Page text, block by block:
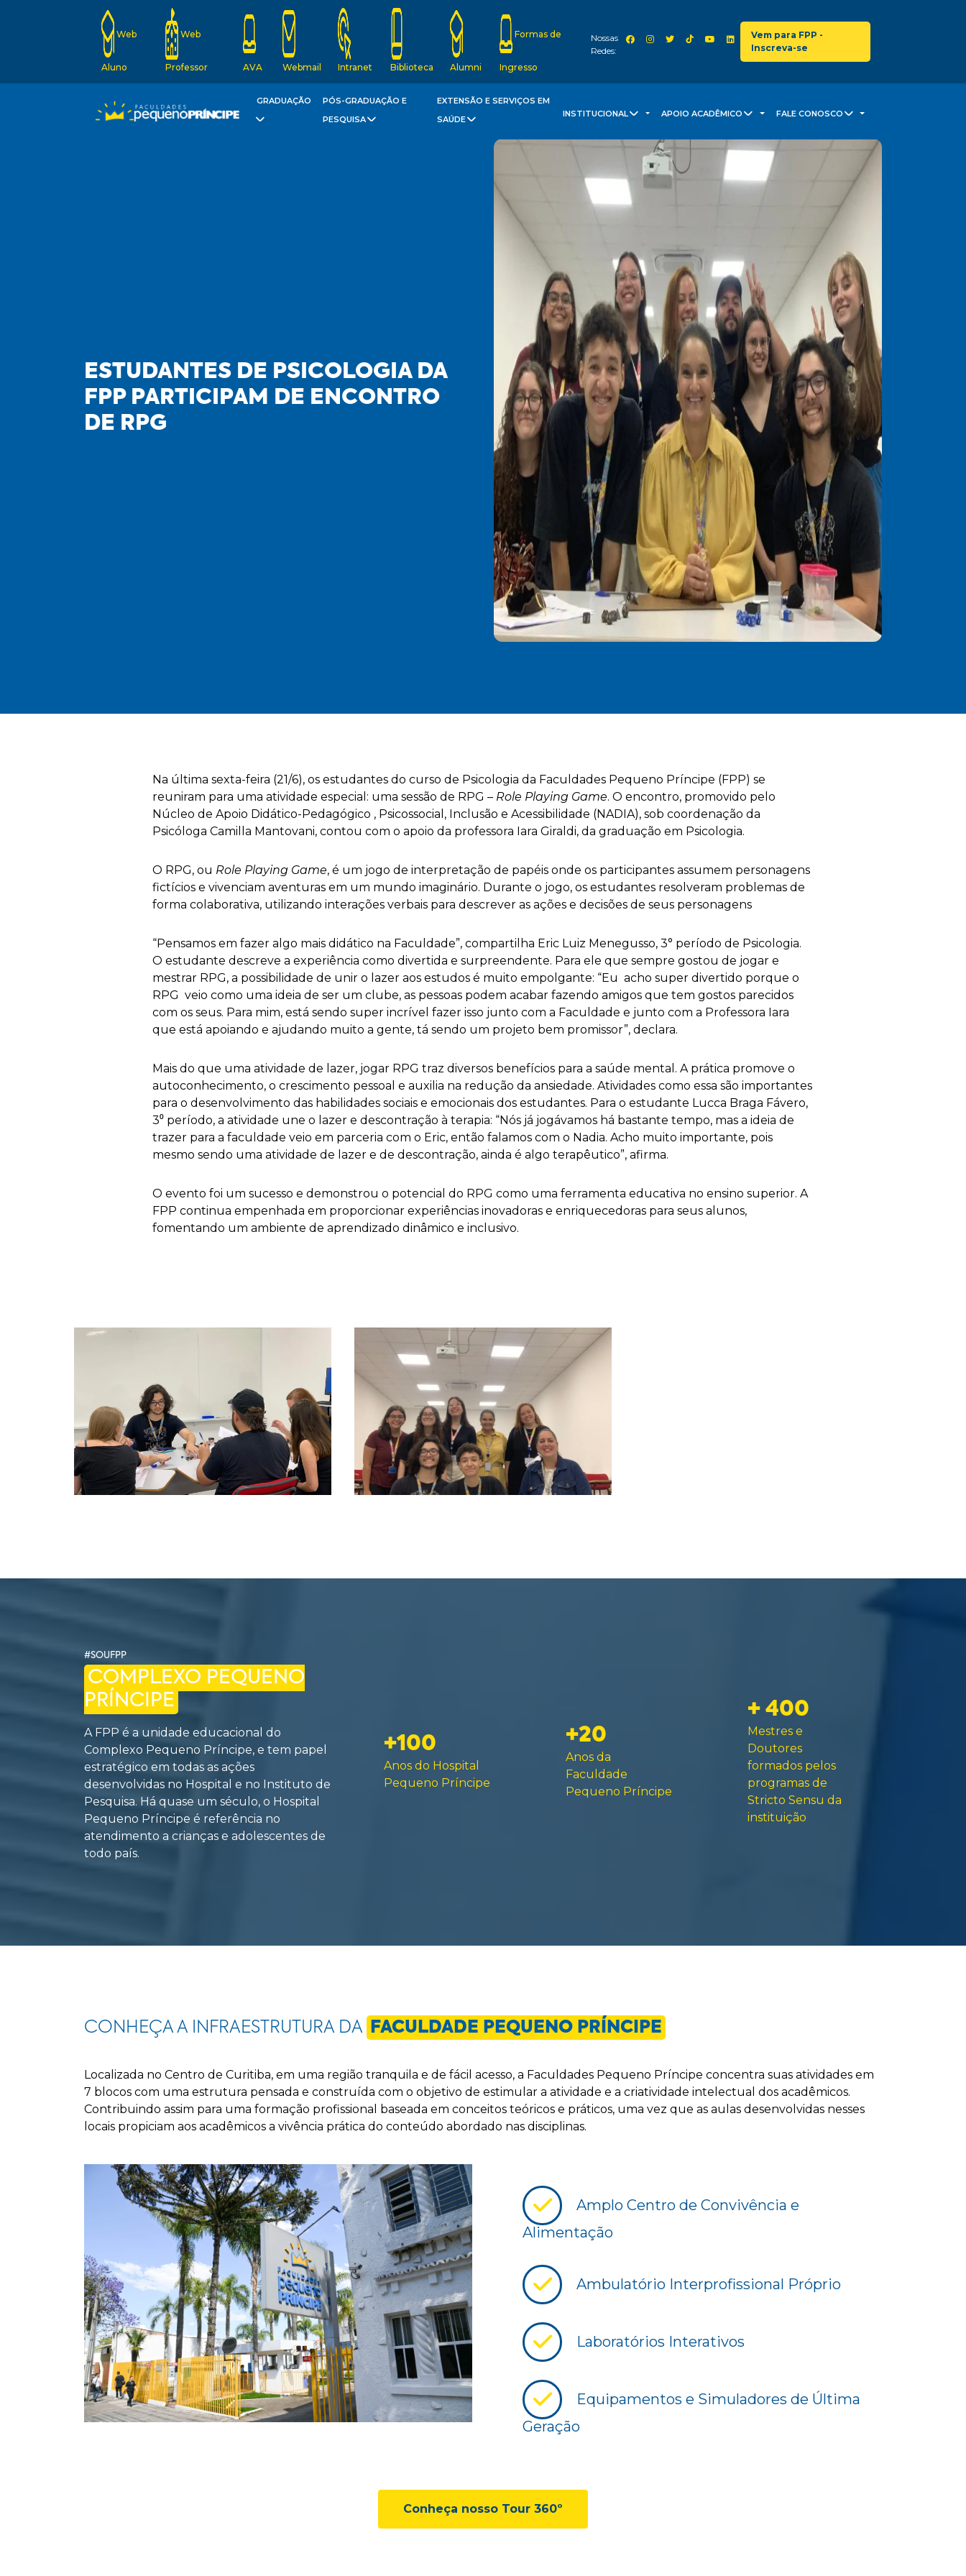
Web
Aluno
Web
Professor AVA Webmail Intranet Biblioteca Alumni
Formas de
Ingresso
Nossas
Redes:
Vem para FPP -
Inscreva-se
GRADUAÇÃO
PÓS-GRADUAÇÃO E
PESQUISA
EXTENSÃO E SERVIÇOS EM
SAÚDE
INSTITUCIONAL APOIO ACADÊMICO FALE CONOSCO
ESTUDANTES DE PSICOLOGIA DA
FPP PARTICIPAM DE ENCONTRO
DE RPG
Na última sexta-feira (21/6), os estudantes do curso de Psicologia da Faculdades Pequeno Príncipe (FPP) se
reuniram para uma atividade especial: uma sessão de RPG – Role Playing Game. O encontro, promovido pelo
Núcleo de Apoio Didático-Pedagógico , Psicossocial, Inclusão e Acessibilidade (NADIA), sob coordenação da
Psicóloga Camilla Mantovani, contou com o apoio da professora Iara Giraldi, da graduação em Psicologia.
O RPG, ou Role Playing Game, é um jogo de interpretação de papéis onde os participantes assumem personagens
fictícios e vivenciam aventuras em um mundo imaginário. Durante o jogo, os estudantes resolveram problemas de
forma colaborativa, utilizando interações verbais para descrever as ações e decisões de seus personagens
“Pensamos em fazer algo mais didático na Faculdade”, compartilha Eric Luiz Menegusso, 3° período de Psicologia.
O estudante descreve a experiência como divertida e surpreendente. Para ele que sempre gostou de jogar e
mestrar RPG, a possibilidade de unir o lazer aos estudos é muito empolgante: “Eu acho super divertido porque o
RPG veio como uma ideia de ser um clube, as pessoas podem acabar fazendo amigos que tem gostos parecidos
com os seus. Para mim, está sendo super incrível fazer isso junto com a Faculdade e junto com a Professora Iara
que está apoiando e ajudando muito a gente, tá sendo um projeto bem promissor”, declara.
Mais do que uma atividade de lazer, jogar RPG traz diversos benefícios para a saúde mental. A prática promove o
autoconhecimento, o crescimento pessoal e auxilia na redução da ansiedade. Atividades como essa são importantes
para o desenvolvimento das habilidades sociais e emocionais dos estudantes. Para o estudante Lucca Braga Fávero,
3⁰ período, a atividade une o lazer e descontração à terapia: “Nós já jogávamos há bastante tempo, mas a ideia de
trazer para a faculdade veio em parceria com o Eric, então falamos com o Nadia. Acho muito importante, pois
mesmo sendo uma atividade de lazer e de descontração, ainda é algo terapêutico”, afirma.
O evento foi um sucesso e demonstrou o potencial do RPG como uma ferramenta educativa no ensino superior. A
FPP continua empenhada em proporcionar experiências inovadoras e enriquecedoras para seus alunos,
fomentando um ambiente de aprendizado dinâmico e inclusivo.
#SOUFPP
COMPLEXO PEQUENO
PRÍNCIPE
A FPP é a unidade educacional do
Complexo Pequeno Príncipe, e tem papel
estratégico em todas as ações
desenvolvidas no Hospital e no Instituto de
Pesquisa. Há quase um século, o Hospital
Pequeno Príncipe é referência no
atendimento a crianças e adolescentes de
todo país.
+100
Anos do Hospital
Pequeno Príncipe
+20
Anos da
Faculdade
Pequeno Príncipe
+ 400
Mestres e
Doutores
formados pelos
programas de
Stricto Sensu da
instituição
CONHEÇA A INFRAESTRUTURA DA FACULDADE PEQUENO PRÍNCIPE
Localizada no Centro de Curitiba, em uma região tranquila e de fácil acesso, a Faculdades Pequeno Príncipe concentra suas atividades em
7 blocos com uma estrutura pensada e construída com o objetivo de estimular a atividade e a criatividade intelectual dos acadêmicos.
Contribuindo assim para uma formação profissional baseada em conceitos teóricos e práticos, uma vez que as aulas desenvolvidas nesses
locais propiciam aos acadêmicos a vivência prática do conteúdo abordado nas disciplinas.
Amplo Centro de Convivência e
Alimentação
Ambulatório Interprofissional Próprio
Laboratórios Interativos
Equipamentos e Simuladores de Última
Geração
Conheça nosso Tour 360º